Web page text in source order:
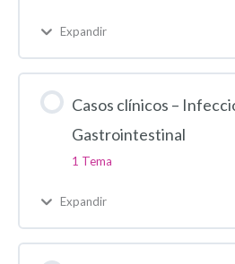
Expandir
Casos clínicos –
Gastrointestinal
1 Tema
Expandir